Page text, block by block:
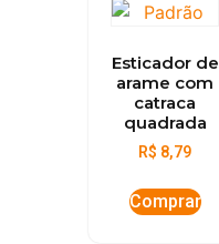
Esticador de
arame com
catraca
quadrada
R$ 8,79
Comprar